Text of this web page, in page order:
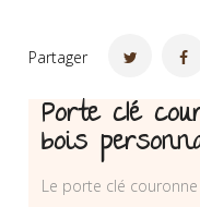
Partager
Porte clé
bois
Le porte clé